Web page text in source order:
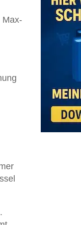
Max-